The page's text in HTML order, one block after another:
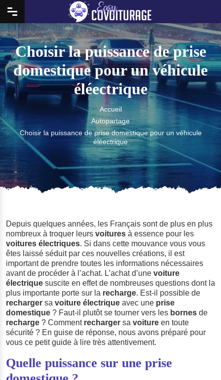
Choisir la puissance de prise
domestique pour un véhicule
éléectrique
Accueil
Autopartage
Choisir la puissance de prise domestique pour un véhicule
éléectrique
Depuis quelques années, les Français sont de plus en plus
nombreux à troquer leurs voitures à essence pour les
voitures électriques. Si dans cette mouvance vous vous
êtes laissé séduit par ces nouvelles créations, il est
important de prendre toutes les informations nécessaires
avant de procéder à l’achat. L’achat d’une voiture
électrique suscite en effet de nombreuses questions dont la
plus importante porte sur la recharge. Est-il possible de
recharger sa voiture électrique avec une prise
domestique ? Faut-il plutôt se tourner vers les bornes de
recharge ? Comment recharger sa voiture en toute
sécurité ? En guise de réponse, nous avons préparé pour
vous ce petit guide à lire très attentivement.
Quelle puissance sur une prise